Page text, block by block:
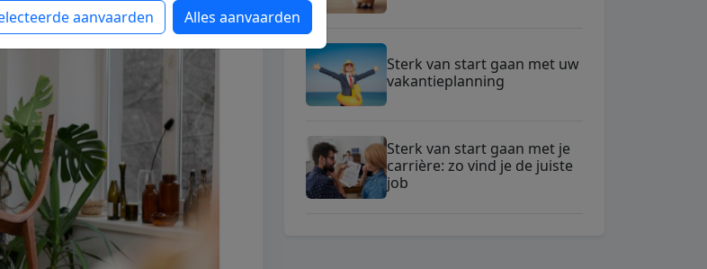
Sterk van start gaan met uw
vakantieplanning
Sterk van start gaan met je
carrière: zo vind je de juiste
job
aanvaarden Alles aanvaarden